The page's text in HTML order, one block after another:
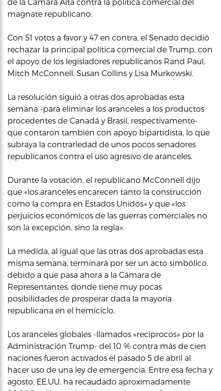
magnate republicano.
Con 51 votos a favor y 47 en contra, el Senado decidió
rechazar la principal política comercial de Trump, con
el apoyo de los legisladores republicanos Rand Paul,
Mitch McConnell, Susan Collins y Lisa Murkowski.
La resolución siguió a otras dos aprobadas esta
semana -para eliminar los aranceles a los productos
procedentes de Canadá y Brasil, respectivamente-
que contaron también con apoyo bipartidista, lo que
subraya la contrariedad de unos pocos senadores
republicanos contra el uso agresivo de aranceles.
Durante la votación, el republicano McConnell dijo
que «los aranceles encarecen tanto la construcción
como la compra en Estados Unidos» y que «los
perjuicios económicos de las guerras comerciales no
son la excepción, sino la regla».
La medida, al igual que las otras dos aprobadas esta
misma semana, terminará por ser un acto simbólico,
debido a que pasa ahora a la Cámara de
Representantes, donde tiene muy pocas
posibilidades de prosperar dada la mayoría
republicana en el hemiciclo.
Los aranceles globales -llamados «recíprocos» por la
Administración Trump- del 10 % contra más de cien
naciones fueron activados el pasado 5 de abril al
hacer uso de una ley de emergencia. Entre esa fecha y
agosto, EE.UU. ha recaudado aproximadamente